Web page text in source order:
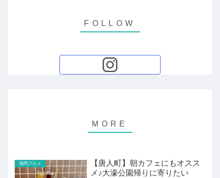
福岡グルメ
【唐人町】朝カフェにもオスス
メ♪大濠公園帰りに寄りたい